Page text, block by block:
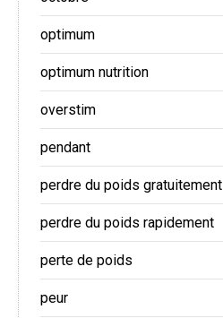
optimum
optimum nutrition
overstim
pendant
perdre du poids gratuitement
perdre du poids rapidement
perte de poids
peur